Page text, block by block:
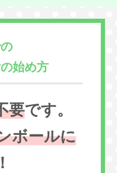
始め方
要です。
ボールに